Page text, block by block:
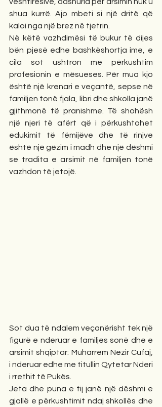
shua kurrë. Ajo mbeti si një dritë që
kaloi nga një brez në tjetrin.
Në këtë vazhdimësi të bukur të dijes
bën pjesë edhe bashkëshortja ime, e
cila sot ushtron me përkushtim
profesionin e mësueses. Për mua kjo
është një krenari e veçantë, sepse në
familjen tonë fjala, libri dhe shkolla janë
gjithmonë të pranishme. Të shohësh
një njeri të afërt që i përkushtohet
edukimit të fëmijëve dhe të rinjve
është një gëzim i madh dhe një dëshmi
se tradita e arsimit në familjen tonë
vazhdon të jetojë.
Sot dua të ndalem veçanërisht tek një
figurë e nderuar e familjes sonë dhe e
arsimit shqiptar: Muharrem Nezir Cufaj,
i nderuar edhe me titullin Qytetar Nderi
i rrethit të Pukës.
Jeta dhe puna e tij janë një dëshmi e
gjallë e përkushtimit ndaj shkollës dhe